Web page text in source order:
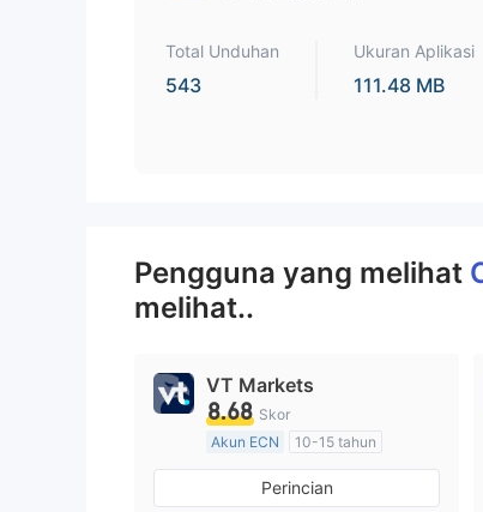
Total Unduhan
543
Ukuran Aplikasi
111.48 MB
Pengguna yang melihat
melihat..
VT Markets
8.68 Skor
Akun ECN
10-15 tahun
Diatur di Australia
Market Maker (MM)
Perincian